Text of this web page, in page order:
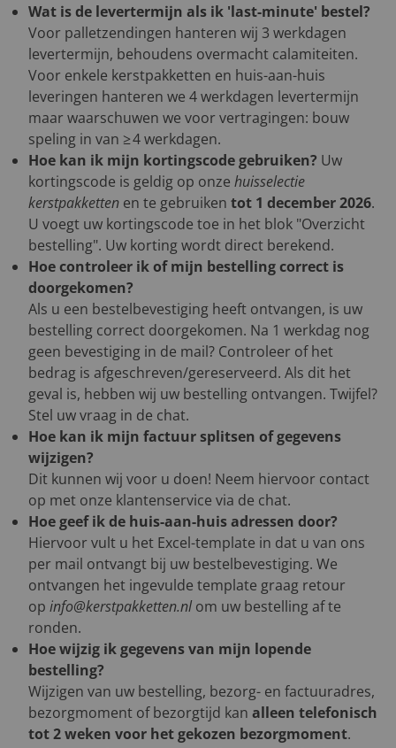
Wat is de levertermijn als ik 'last-minute' bestel?
Voor palletzendingen hanteren wij 3 werkdagen
levertermijn, behoudens overmacht calamiteiten.
Voor enkele kerstpakketten en huis-aan-huis
leveringen hanteren we 4 werkdagen levertermijn
maar waarschuwen we voor vertragingen: bouw
speling in van ≥ 4 werkdagen.
Hoe kan ik mijn kortingscode gebruiken? Uw
kortingscode is geldig op onze huisselectie
kerstpakketten en te gebruiken tot 1 december 2026.
U voegt uw kortingscode toe in het blok "Overzicht
bestelling". Uw korting wordt direct berekend.
Hoe controleer ik of mijn bestelling correct is
doorgekomen?
Als u een bestelbevestiging heeft ontvangen, is uw
bestelling correct doorgekomen. Na 1 werkdag nog
geen bevestiging in de mail? Controleer of het
bedrag is afgeschreven/gereserveerd. Als dit het
geval is, hebben wij uw bestelling ontvangen. Twijfel?
Stel uw vraag in de chat.
Hoe kan ik mijn factuur splitsen of gegevens
wijzigen?
Dit kunnen wij voor u doen! Neem hiervoor contact
op met onze klantenservice via de chat.
Hoe geef ik de huis-aan-huis adressen door?
Hiervoor vult u het Excel-template in dat u van ons
per mail ontvangt bij uw bestelbevestiging. We
ontvangen het ingevulde template graag retour
op info@kerstpakketten.nlom uw bestelling af te
ronden.
Hoe wijzig ik gegevens van mijn lopende
bestelling?
Wijzigen van uw bestelling, bezorg- en factuuradres,
bezorgmoment of bezorgtijd kan alleen telefonisch
tot 2 weken voor het gekozen bezorgmoment.